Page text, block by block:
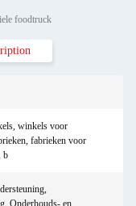
foodtruck
winkels voor
fabrieken voor
b
Onderhouds- en